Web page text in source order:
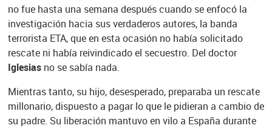
no fue hasta una semana después cuando se enfocó la
investigación hacia sus verdaderos autores, la banda
terrorista ETA, que en esta ocasión no había solicitado
rescate ni había reivindicado el secuestro. Del doctor
Iglesias no se sabía nada.
Mientras tanto, su hijo, desesperado, preparaba un rescate
millonario, dispuesto a pagar lo que le pidieran a cambio de
su padre. Su liberación mantuvo en vilo a España durante